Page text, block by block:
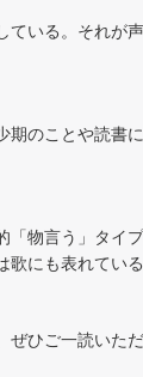
いる。それが
のことや読
物言う」タイ
にも表れている
ぜひご一読いただ